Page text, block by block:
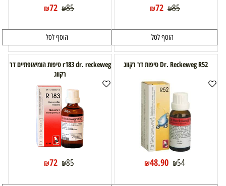
₪85
₪72
הוסף לסל
₪85
₪72
הוסף לסל
Dr. Reckeweg R52 טיפות דר רקווג
₪54
₪48.90
r183 dr. reckeweg טיפות הומיאופתיים דר
רקווג
₪85
₪72